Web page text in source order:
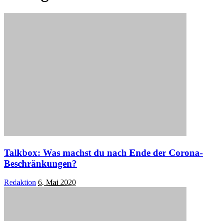
Talkbox: Was machst du nach Ende der Corona-
Beschränkungen?
Posted
Redaktion 6. Mai 2020